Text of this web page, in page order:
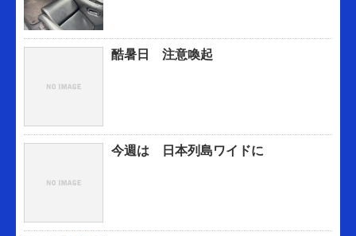
酷暑日 注意喚起
今週は 日本列島ワイドに